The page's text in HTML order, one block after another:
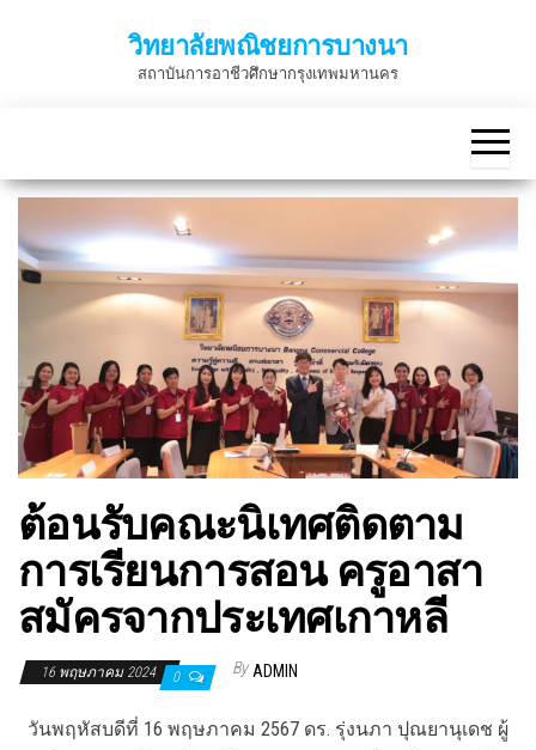
วิทยาลัยพณิชยการบางนา
สถาบันการอาชีวศึกษากรุงเทพมหานคร
ต้อนรับคณะนิเทศติดตาม
การเรียนการสอน ครูอาสา
สมัครจากประเทศเกาหลี
16 พฤษภาคม 2024 0 By ADMIN
วันพฤหัสบดีที่ 16 พฤษภาคม 2567 ดร. รุ่งนภา ปุณยานุเดช ผู้